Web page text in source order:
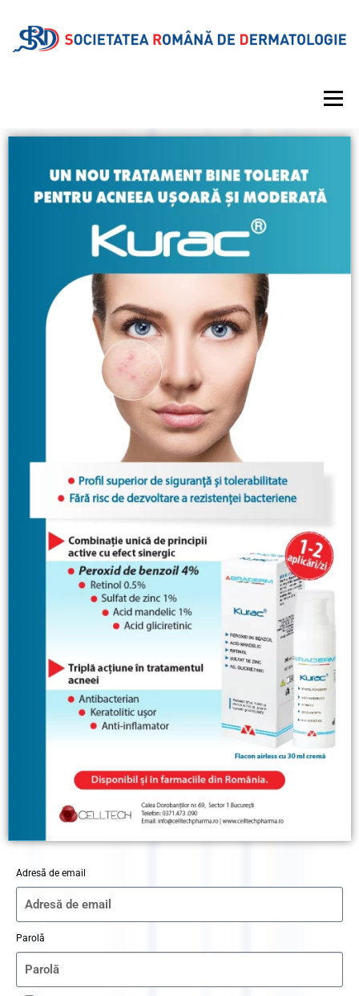
Meniu
INFORMAȚII MEDICALE
GALERIE REVISTA CONTUL MEU
Adresă de email
Parolă